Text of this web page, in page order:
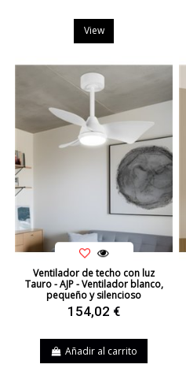
View
Ventilador de techo con luz
Tauro - AJP - Ventilador blanco,
pequeño y silencioso
154,02 €
Añadir al carrito